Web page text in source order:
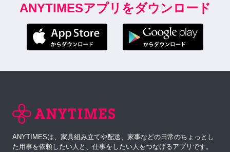
ANYTIMESアプリをダウンロード
ANYTIMESは、家具組み立てや配送、家事などの日常のちょっとし
た用事を依頼したい人と、仕事をしたい人をつなげるアプリです。